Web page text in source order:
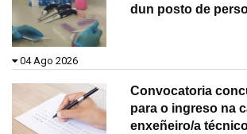
dun posto de
04 Ago 2026
Convocatoria
para o ingreso na
enxeñeiro/a